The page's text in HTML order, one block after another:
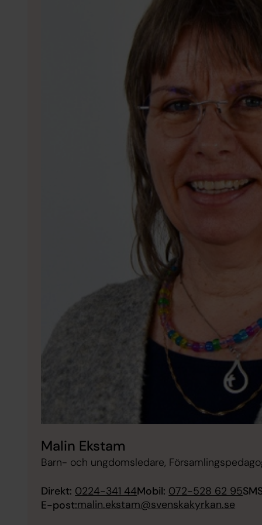
Malin Ekstam
Barn- och ungdomsledare,
Direkt: 0224-341 44Mobil: 072-528 62 95
E-post:malin.ekstam@svenskakyrkan.se